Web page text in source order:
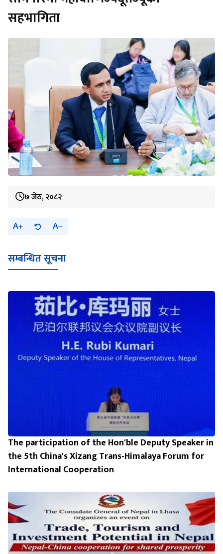
सहभागिता
७ जेठ, २०८२
A A
सम्बन्धित सूचना
The participation of the Hon'ble Deputy Speaker in
the 5th China's Xizang Trans-Himalaya Forum for
International Cooperation